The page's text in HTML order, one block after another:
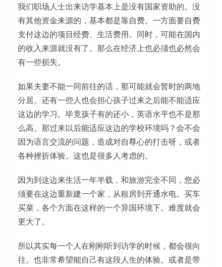
我们职场人士出来访学基本上是没有国家资助的。没
有其他资金来源的，基本都是靠自费。一方面要自费
支付这边的项目经费、生活费用。同时，可能在国内
的收入来源就没有了。那么在经济上也必须也必然会
有一些损失。
如果夫妻不能一同前往的话，那可能就会暂时的两地
分居。还有一些人也会担心孩子过来之后能不能适应
这边的学习。毕竟孩子有的还小，英语水平也不是那
么高。那过来以后能适应这边的学校环境吗？会不会
因为语言交流的问题，造成对自尊心的打击呀，或者
各种挫折体验。这也是很多人考虑的。
因为到这边来生活一年半载，和旅游完全不同，您必
须要在这边重新建一个家，从租房到开通水电。买车
买菜，各个方面在这样的一个异国环境下。难度就会
更大了。
所以其实每一个人在刚刚听到访学的时候，都会很向
往。也非常希望能自己有这段人生的体验。或者是带